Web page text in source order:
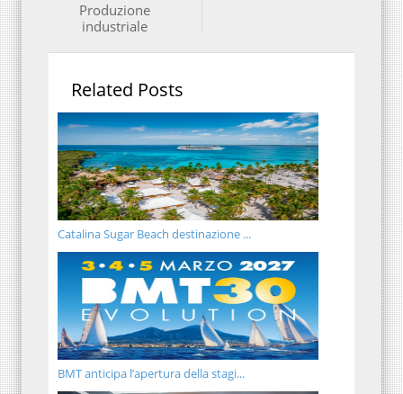
Produzione
industriale
Related Posts
Catalina Sugar Beach destinazione ...
BMT anticipa l’apertura della stagi...